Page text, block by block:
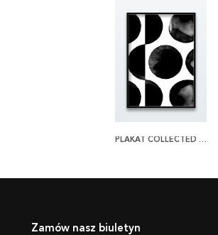
PLAKAT COLLECTED SPHERES
Zamów nasz biuletyn